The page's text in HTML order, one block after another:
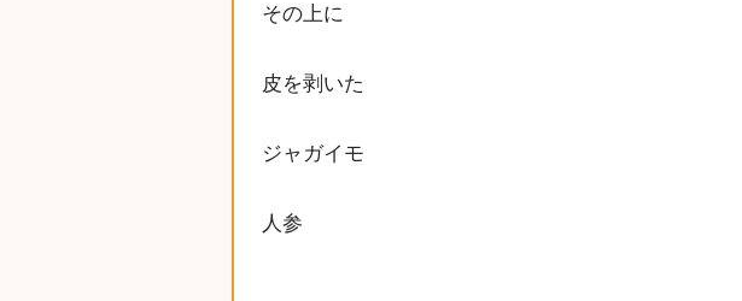
その上に
皮を剥いた
ジャガイモ
人参